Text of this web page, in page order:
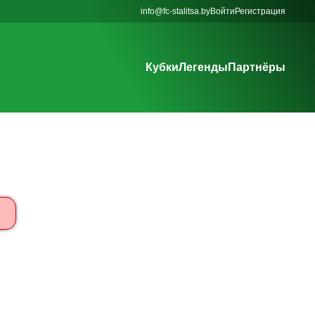
info@fc-stalitsa.byВойти Регистрация
КубкиЛегенды Партнёры